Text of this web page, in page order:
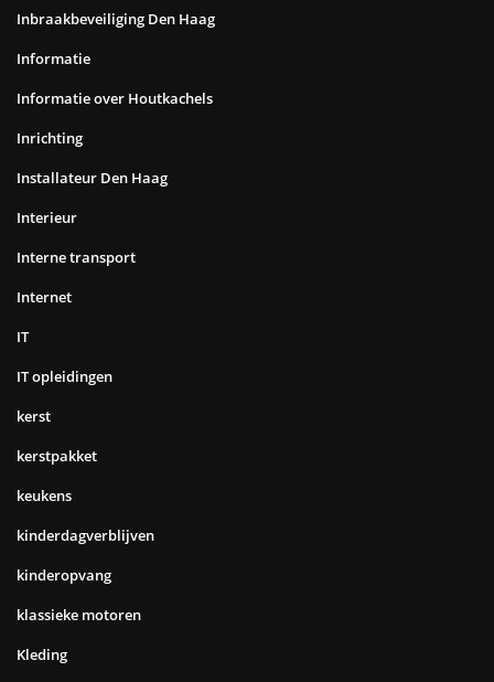
Inbraakbeveiliging Den Haag
Informatie
Informatie over Houtkachels
Inrichting
Installateur Den Haag
Interieur
Interne transport
Internet
IT
IT opleidingen
kerst
kerstpakket
keukens
kinderdagverblijven
kinderopvang
klassieke motoren
Kleding